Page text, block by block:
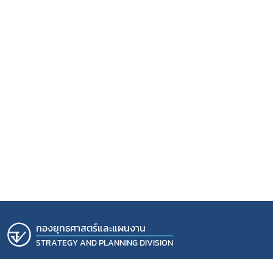
กองยุทธศาสตร์และแผนงาน
STRATEGY AND PLANNING DIVISION